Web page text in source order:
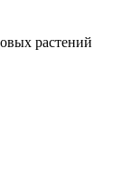
растений